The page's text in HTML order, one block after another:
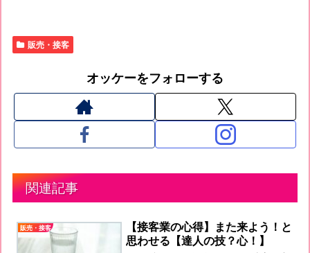
販売・接客
オッケーをフォローする
関連記事
販売・接客
【接客業の心得】また来よう！と
思わせる【達人の技？心！】